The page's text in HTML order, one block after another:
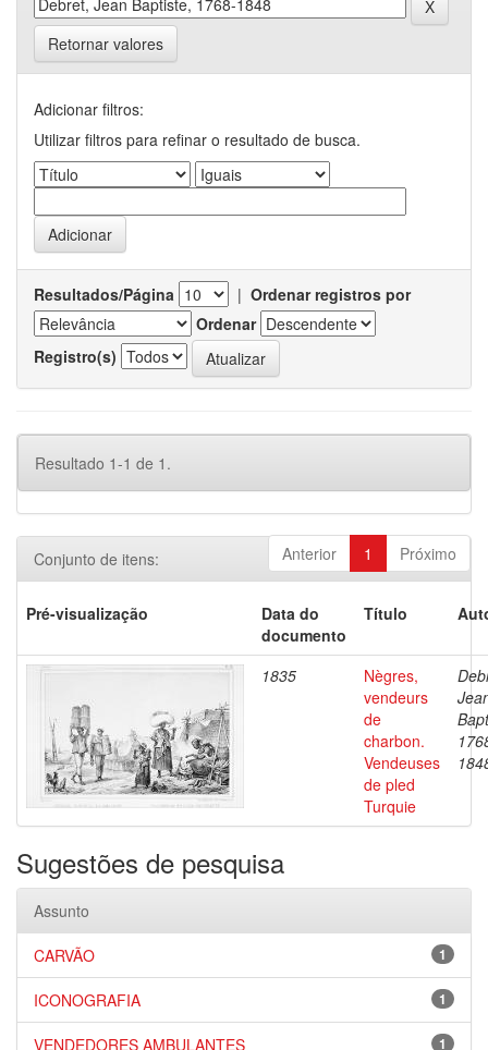
Retornar valores
Adicionar filtros:
Utilizar filtros para refinar o resultado de busca.
Resultados/Página | Ordenar registros por
Ordenar
Registro(s)
Resultado 1-1 de 1.
Anterior 1 Próximo
Conjunto de itens:
Pré-visualização
Data do
documento
Título
1835
Nègres,
vendeurs
de
charbon.
Vendeuses
de pled
Turquie
Sugestões de pesquisa
Assunto
1
CARVÃO
1
ICONOGRAFIA
1
VENDEDORES AMBULANTES